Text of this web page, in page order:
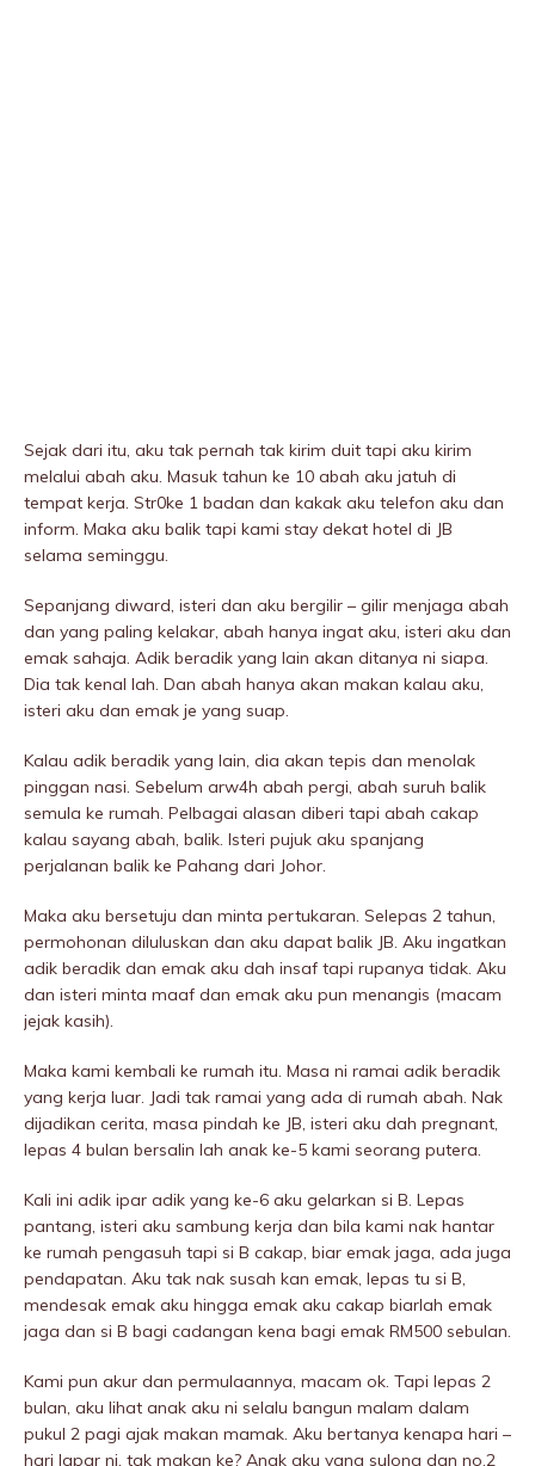
Sejak dari itu, aku tak pernah tak kirim duit tapi aku kirim
melalui abah aku. Masuk tahun ke 10 abah aku jatuh di
tempat kerja. Str0ke 1 badan dan kakak aku telefon aku dan
inform. Maka aku balik tapi kami stay dekat hotel di JB
selama seminggu.
Sepanjang diward, isteri dan aku bergilir – gilir menjaga abah
dan yang paling kelakar, abah hanya ingat aku, isteri aku dan
emak sahaja. Adik beradik yang lain akan ditanya ni siapa.
Dia tak kenal lah. Dan abah hanya akan makan kalau aku,
isteri aku dan emak je yang suap.
Kalau adik beradik yang lain, dia akan tepis dan menolak
pinggan nasi. Sebelum arw4h abah pergi, abah suruh balik
semula ke rumah. Pelbagai alasan diberi tapi abah cakap
kalau sayang abah, balik. Isteri pujuk aku spanjang
perjalanan balik ke Pahang dari Johor.
Maka aku bersetuju dan minta pertukaran. Selepas 2 tahun,
permohonan diluluskan dan aku dapat balik JB. Aku ingatkan
adik beradik dan emak aku dah insaf tapi rupanya tidak. Aku
dan isteri minta maaf dan emak aku pun menangis (macam
jejak kasih).
Maka kami kembali ke rumah itu. Masa ni ramai adik beradik
yang kerja luar. Jadi tak ramai yang ada di rumah abah. Nak
dijadikan cerita, masa pindah ke JB, isteri aku dah pregnant,
lepas 4 bulan bersalin lah anak ke-5 kami seorang putera.
Kali ini adik ipar adik yang ke-6 aku gelarkan si B. Lepas
pantang, isteri aku sambung kerja dan bila kami nak hantar
ke rumah pengasuh tapi si B cakap, biar emak jaga, ada juga
pendapatan. Aku tak nak susah kan emak, lepas tu si B,
mendesak emak aku hingga emak aku cakap biarlah emak
jaga dan si B bagi cadangan kena bagi emak RM500 sebulan.
Kami pun akur dan permulaannya, macam ok. Tapi lepas 2
bulan, aku lihat anak aku ni selalu bangun malam dalam
pukuI 2 pagi ajak makan mamak. Aku bertanya kenapa hari –
hari lapar ni, tak makan ke? Anak aku yang sulong dan no.2